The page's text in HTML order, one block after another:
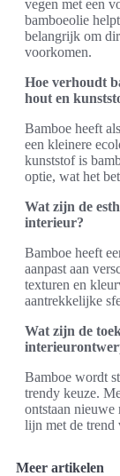
vegen met een
bamboeolie
belangrijk om
voorkomen.
Hoe verhoudt
hout en
Bamboe heeft
een kleinere
kunststof is
optie, wat het
Wat zijn de
interieur?
Bamboe heeft
aanpast aan
texturen en
aantrekkelijke
Wat zijn de
Bamboe wordt
trendy keuze.
ontstaan
lijn met de trend
Meer artikelen